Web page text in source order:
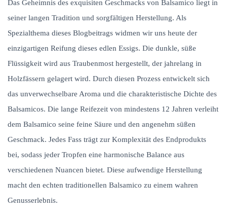
Das Geheimnis des exquisiten Geschmacks von Balsamico liegt in
seiner langen Tradition und sorgfältigen Herstellung. Als
Spezialthema dieses Blogbeitrags widmen wir uns heute der
einzigartigen Reifung dieses edlen Essigs. Die dunkle, süße
Flüssigkeit wird aus Traubenmost hergestellt, der jahrelang in
Holzfässern gelagert wird. Durch diesen Prozess entwickelt sich
das unverwechselbare Aroma und die charakteristische Dichte des
Balsamicos. Die lange Reifezeit von mindestens 12 Jahren verleiht
dem Balsamico seine feine Säure und den angenehm süßen
Geschmack. Jedes Fass trägt zur Komplexität des Endprodukts
bei, sodass jeder Tropfen eine harmonische Balance aus
verschiedenen Nuancen bietet. Diese aufwendige Herstellung
macht den echten traditionellen Balsamico zu einem wahren
Genusserlebnis.